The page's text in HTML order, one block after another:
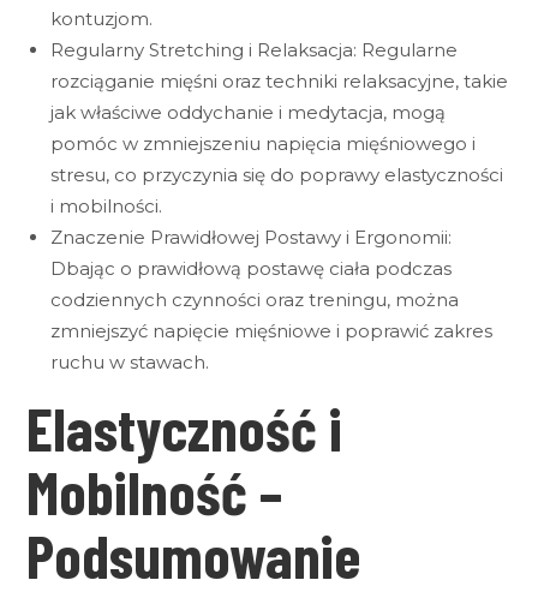
kontuzjom.
Regularny Stretching i Relaksacja: Regularne
rozciąganie mięśni oraz techniki relaksacyjne, takie
jak właściwe oddychanie i medytacja, mogą
pomóc w zmniejszeniu napięcia mięśniowego i
stresu, co przyczynia się do poprawy elastyczności
i mobilności.
Znaczenie Prawidłowej Postawy i Ergonomii:
Dbając o prawidłową postawę ciała podczas
codziennych czynności oraz treningu, można
zmniejszyć napięcie mięśniowe i poprawić zakres
ruchu w stawach.
Elastyczność i
Mobilność –
Podsumowanie